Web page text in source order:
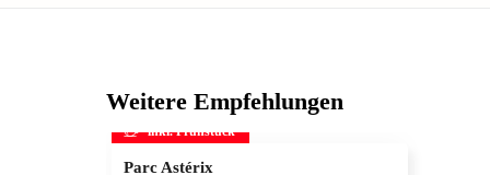
Weitere Empfehlungen
inkl. Frühstück
Parc Astérix